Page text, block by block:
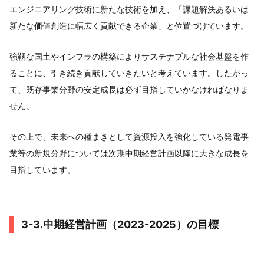
エンジニアリング技術に新たな技術を加え、「課題解決あるいは
新たな価値創造に幅広く貢献できる企業」と位置づけています。
強靱な国土やインフラの構築によりサステナブルな社会基盤を作
ることに、引き続き貢献していきたいと考えています。したがっ
て、既存事業分野の安定成長は必ず目指していかなければなりま
せん。
その上で、未来への種まきとして資源投入を強化している発電事
業等の新規分野については次期中期経営計画以降に大きな成長を
目指しています。
3-3.中期経営計画（2023-2025）の目標